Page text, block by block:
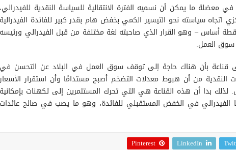
في معضلة ما يمكن أن نسميه الفترة الانتقالية للسياسة النقدية للفيدرالي،
اتجاه سياسته نحو التيسير الكمي بخفض هام بقدر كبير للفائدة الفيدرالية
سبتمبر الماضي – 50 نقطة أساس – وهو القرار الذي صاحبته لغة مختلفة من قبل الفيدرالي ورئيسه
سوق العمل.
قناعة بأن هناك حاجة إلى توقف سوق العمل في البلاد عن التحسن في
النقدية من أن هبوط معدلات التضخم أصبح مستدامًا وأن استقرار الأسعار
لذلك بدا أن هذه القناعة هي التي تحرك المستثمرين إلى تكهنات بإمكانية
الفيدرالي في الخفض المستقبلي للفائدة، وهو ما يصب في صالح عائدات
LinkedIn
Pinterest